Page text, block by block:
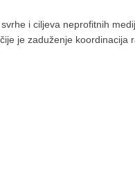
i ciljeva neprofitnih
je zaduženje koordinacija